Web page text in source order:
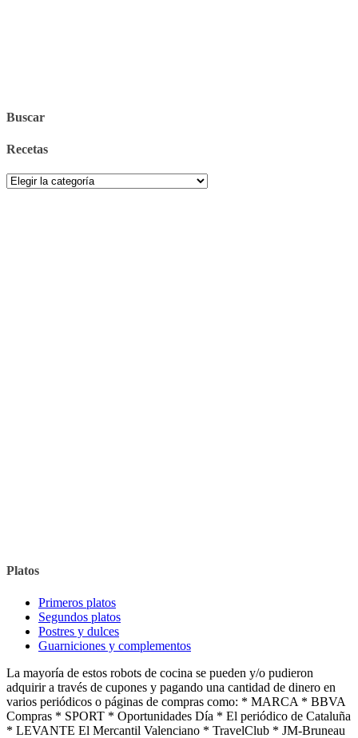
Buscar
Recetas
Recetas
Platos
Primeros platos
Segundos platos
Postres y dulces
Guarniciones y complementos
La mayoría de estos robots de cocina se pueden y/o pudieron
adquirir a través de cupones y pagando una cantidad de dinero en
varios periódicos o páginas de compras como: * MARCA * BBVA
Compras * SPORT * Oportunidades Día * El periódico de Cataluña
* LEVANTE El Mercantil Valenciano * TravelClub * JM-Bruneau